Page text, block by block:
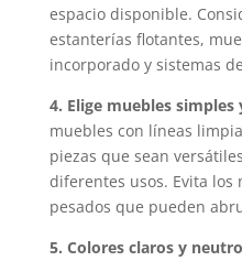
espacio disponible.
estanterías flotantes,
incorporado y sistemas
4. Elige muebles simples
muebles con líneas
piezas que sean
diferentes usos. Evita los
pesados que pueden
5. Colores claros y